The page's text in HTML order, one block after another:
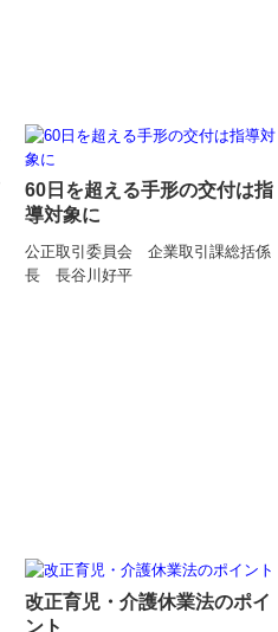
60日を超える手形の交付は指
導対象に
公正取引委員会 企業取引課総括係
長 長谷川好平
改正育児・介護休業法のポイ
ント